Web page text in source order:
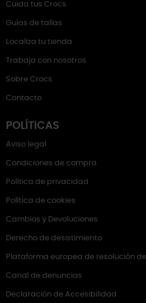
Cuida tus Crocs
Guías de tallas
Localiza tu tienda
Trabaja con nosotros
Sobre Crocs
Contacto
POLÍTICAS
Aviso legal
Condiciones de compra
Política de privacidad
Política de cookies
Cambios y Devoluciones
Derecho de desistimiento
Plataforma europea de resolución
Canal de denuncias
Declaración de Accesibilidad